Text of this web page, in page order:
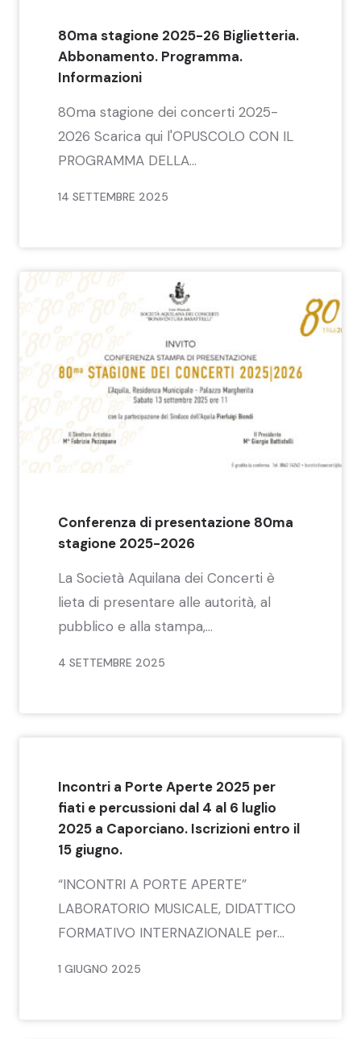
80ma stagione 2025-26 Biglietteria.
Abbonamento. Programma.
Informazioni
80ma stagione dei concerti 2025-
2026 Scarica qui l'OPUSCOLO CON IL
PROGRAMMA DELLA...
14 SETTEMBRE 2025
Conferenza di presentazione 80ma
stagione 2025-2026
La Società Aquilana dei Concerti è
lieta di presentare alle autorità, al
pubblico e alla stampa,...
4 SETTEMBRE 2025
Incontri a Porte Aperte 2025 per
fiati e percussioni dal 4 al 6 luglio
2025 a Caporciano. Iscrizioni entro il
15 giugno.
“INCONTRI A PORTE APERTE”
LABORATORIO MUSICALE, DIDATTICO
FORMATIVO INTERNAZIONALE per...
1 GIUGNO 2025